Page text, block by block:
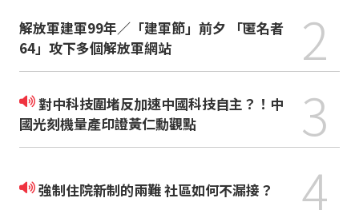
解放軍建軍99年／「建軍節」前夕 「匿名者
64」攻下多個解放軍網站
2
對中科技圍堵反加速中國科技自主？！中
國光刻機量產印證黃仁勳觀點
3
強制住院新制的兩難 社區如何不漏接？ 4